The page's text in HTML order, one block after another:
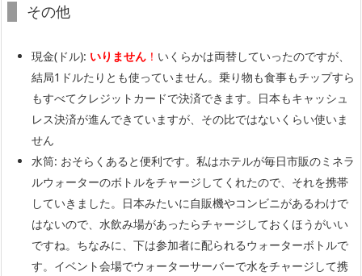
その他
現金(ドル): いりません ！ いくらかは両替していったのですが、
結局1ドルたりとも使っていません。乗り物も食事もチップすら
もすべてクレジットカードで決済できます。日本もキャッシュ
レス決済が進んできていますが、その比ではないくらい使いま
せん
水筒: おそらくあると便利です。私はホテルが毎日市販のミネラ
ルウォーターのボトルをチャージしてくれたので、それを携帯
していきました。日本みたいに自販機やコンビニがあるわけで
はないので、水飲み場があったらチャージしておくほうがいい
ですね。ちなみに、下は参加者に配られるウォーターボトルで
す。イベント会場でウォーターサーバーで水をチャージして携